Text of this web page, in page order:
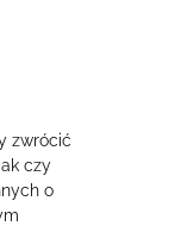
zwrócić
czy
o